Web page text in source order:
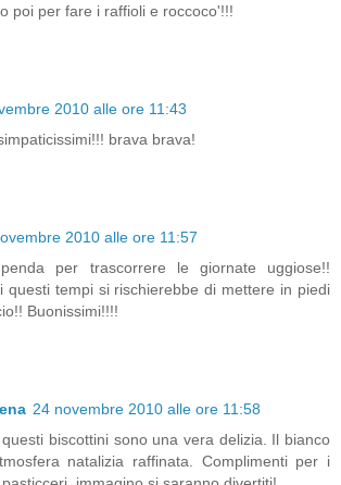
poi per fare i raffioli e roccoco'!!!
2010 alle ore 11:43
brava brava!
2010 alle ore 11:57
per trascorrere le giornate uggiose!!
questi tempi si rischierebbe di mettere in piedi
Buonissimi!!!!
24 novembre 2010 alle ore 11:58
biscottini sono una vera delizia. Il bianco
natalizia raffinata. Complimenti per i